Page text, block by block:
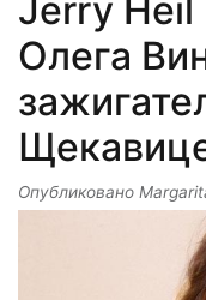
Jerry Heil
Олега
Опубликовано